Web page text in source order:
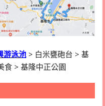
游泳池 > 白米甕砲台 > 基
食 > 基隆中正公園